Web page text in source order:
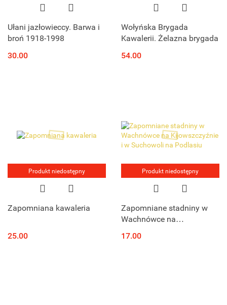
Ułani jazłowieccy. Barwa i
broń 1918-1998
30.00
Wołyńska Brygada
Kawalerii. Żelazna brygada
54.00
Produkt niedostępny
Zapomniana kawaleria
25.00
Produkt niedostępny
Zapomniane stadniny w
Wachnówce na
Suchowoli na Podlasiu
17.00